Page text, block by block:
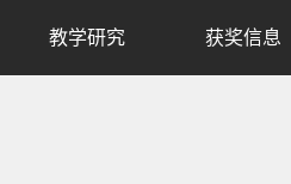
教学研究 获奖信息